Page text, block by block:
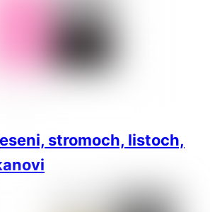
stromoch, listoch,